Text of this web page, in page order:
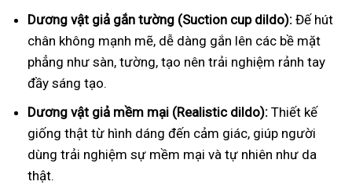
Dương vật giả gắn tường (Suction cup dildo): Đế hút
chân không mạnh mẽ, dễ dàng gắn lên các bề mặt
phẳng như sàn, tường, tạo nên trải nghiệm rảnh tay
đầy sáng tạo.
Dương vật giả mềm mại (Realistic dildo): Thiết kế
giống thật từ hình dáng đến cảm giác, giúp người
dùng trải nghiệm sự mềm mại và tự nhiên như da
thật.